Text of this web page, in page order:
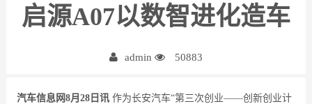
启源A07以数智进化造车
admin 50883
汽车信息网8月28日讯作为长安汽车“第三次创业——创新创业计